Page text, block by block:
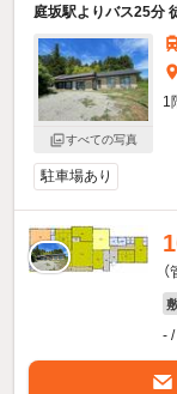
庭坂駅よりバス25分
すべての写真
1
駐車場あり
-